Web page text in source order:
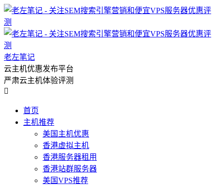
老左笔记
云主机优惠发布平台
严肃云主机体验评测

首页
主机推荐
美国主机优惠
香港虚拟主机
香港服务器租用
香港站群服务器
美国VPS推荐